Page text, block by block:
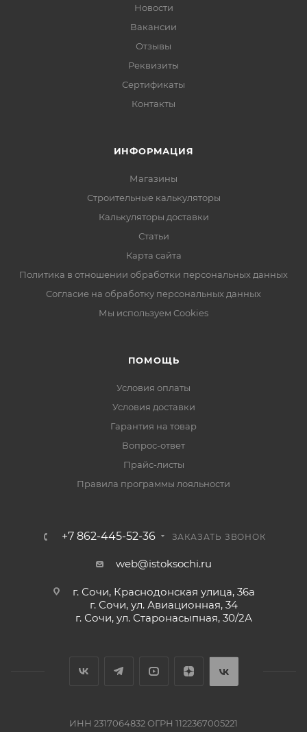
Новости
Вакансии
Отзывы
Реквизиты
Сертификаты
Контакты
ИНФОРМАЦИЯ
Магазины
Строительные калькуляторы
Калькуляторы доставки
Статьи
Карта сайта
Политика в отношении обработки персональных данных
Согласие на обработку персональных данных
Мы используем Cookies
ПОМОЩЬ
Условия оплаты
Условия доставки
Гарантия на товар
Вопрос-ответ
Прайс-листы
Правила программы лояльности
+7 862-445-52-36 ЗАКАЗАТЬ ЗВОНОК
web@istoksochi.ru
г. Сочи, Краснодонская улица, 36а
г. Сочи, ул. Авиационная, 34
г. Сочи, ул. Старонасыпная, 30/2А
ИНН 2317064832 ОГРН 1122367005221